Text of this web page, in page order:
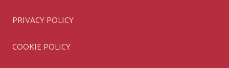
PRIVACY POLICY
COOKIE POLICY